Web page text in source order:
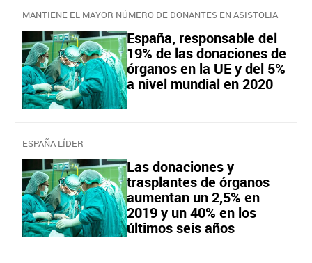
MANTIENE EL MAYOR NÚMERO DE DONANTES EN ASISTOLIA
España, responsable del
19% de las donaciones de
órganos en la UE y del 5%
a nivel mundial en 2020
ESPAÑA LÍDER
Las donaciones y
trasplantes de órganos
aumentan un 2,5% en
2019 y un 40% en los
últimos seis años